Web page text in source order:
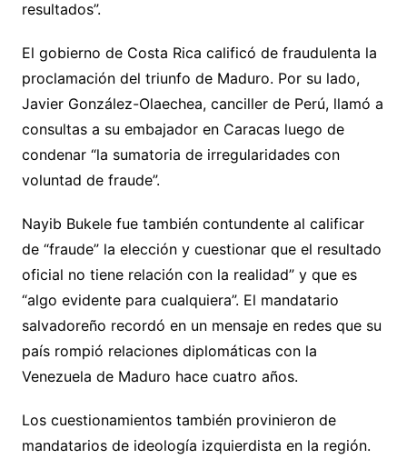
resultados”.
El gobierno de Costa Rica calificó de fraudulenta la
proclamación del triunfo de Maduro. Por su lado,
Javier González-Olaechea, canciller de Perú, llamó a
consultas a su embajador en Caracas luego de
condenar “la sumatoria de irregularidades con
voluntad de fraude”.
Nayib Bukele fue también contundente al calificar
de “fraude” la elección y cuestionar que el resultado
oficial no tiene relación con la realidad” y que es
“algo evidente para cualquiera”. El mandatario
salvadoreño recordó en un mensaje en redes que su
país rompió relaciones diplomáticas con la
Venezuela de Maduro hace cuatro años.
Los cuestionamientos también provinieron de
mandatarios de ideología izquierdista en la región.